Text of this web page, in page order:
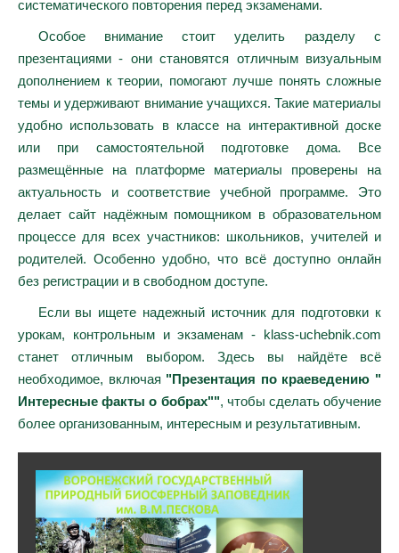
систематического повторения перед экзаменами.
Особое внимание стоит уделить разделу с
презентациями - они становятся отличным визуальным
дополнением к теории, помогают лучше понять сложные
темы и удерживают внимание учащихся. Такие материалы
удобно использовать в классе на интерактивной доске
или при самостоятельной подготовке дома. Все
размещённые на платформе материалы проверены на
актуальность и соответствие учебной программе. Это
делает сайт надёжным помощником в образовательном
процессе для всех участников: школьников, учителей и
родителей. Особенно удобно, что всё доступно онлайн
без регистрации и в свободном доступе.
Если вы ищете надежный источник для подготовки к
урокам, контрольным и экзаменам - klass-uchebnik.com
станет отличным выбором. Здесь вы найдёте всё
необходимое, включая "Презентация по краеведению "
Интересные факты о бобрах"", чтобы сделать обучение
более организованным, интересным и результативным.